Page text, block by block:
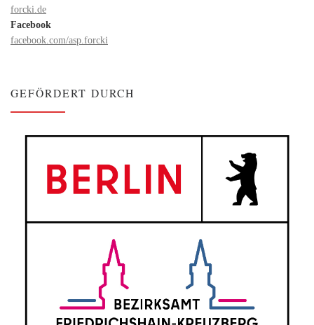
forcki.de
Facebook
facebook.com/asp.forcki
GEFÖRDERT DURCH